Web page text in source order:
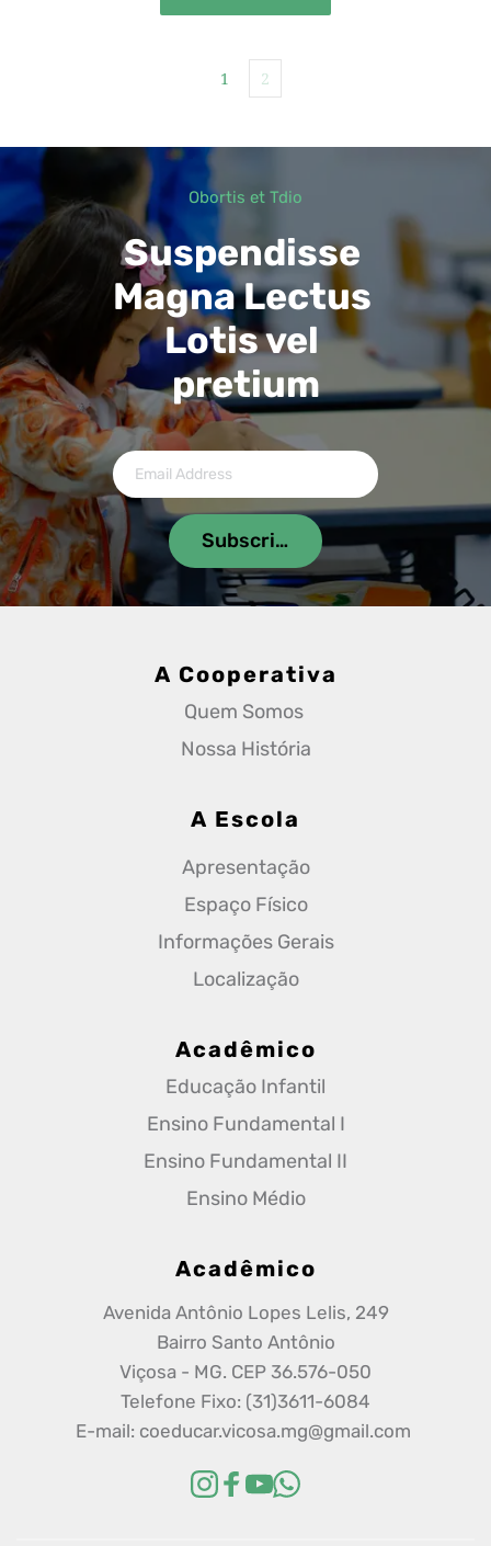
1 2
Obortis et Tdio
Suspendisse
Magna Lectus
Lotis vel
pretium
Subscribe
A Cooperativa
Quem Somos
Nossa História
A Escola
Apresentação
Espaço Físico
Informações Gerais
Localização
Acadêmico
Educação Infantil
Ensino Fundamental I
Ensino Fundamental II
Ensino Médio
Acadêmico
Avenida Antônio Lopes Lelis, 249
Bairro Santo Antônio
Viçosa - MG. CEP 36.576-050
Telefone Fixo: (31)3611-6084
E-mail: coeducar.vicosa.mg@gmail.com